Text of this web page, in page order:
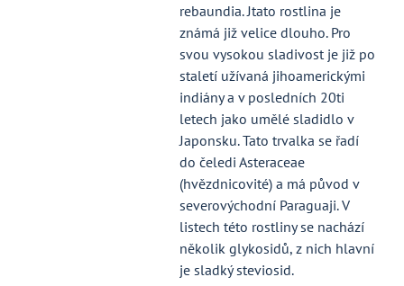
rebaundia. Jtato rostlina je
známá již velice dlouho. Pro
svou vysokou sladivost je již po
staletí užívaná jihoamerickými
indiány a v posledních 20ti
letech jako umělé sladidlo v
Japonsku. Tato trvalka se řadí
do čeledi Asteraceae
(hvězdnicovité) a má původ v
severovýchodní Paraguaji. V
listech této rostliny se nachází
několik glykosidů, z nich hlavní
je sladký steviosid.